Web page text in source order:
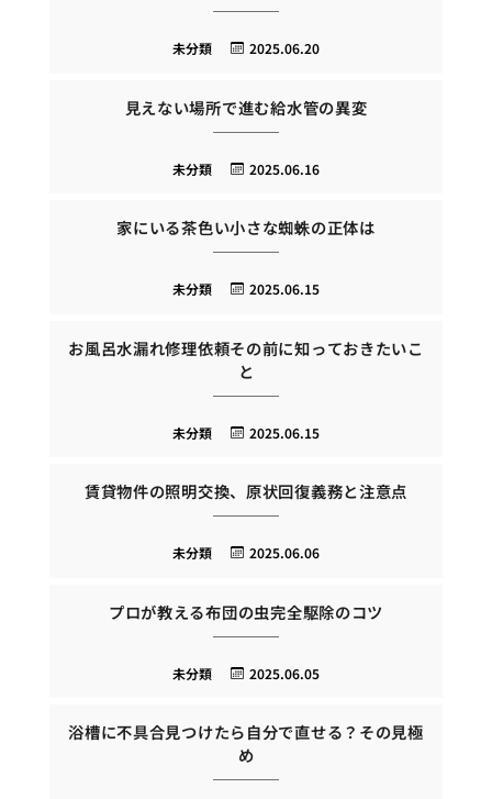
2025.06.20
未分類
見えない場所で進む給水管の異変
2025.06.16
未分類
家にいる茶色い小さな蜘蛛の正体は
2025.06.15
未分類
お風呂水漏れ修理依頼その前に知っておきたいこ
と
2025.06.15
未分類
賃貸物件の照明交換、原状回復義務と注意点
2025.06.06
未分類
プロが教える布団の虫完全駆除のコツ
2025.06.05
未分類
浴槽に不具合見つけたら自分で直せる？その見極
め